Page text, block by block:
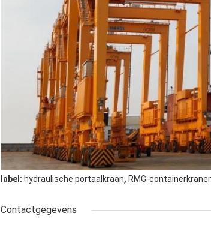
label: hydraulische portaalkraan, RMG-
Contactgegevens